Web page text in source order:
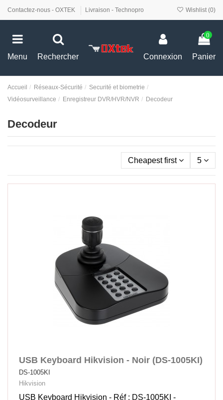
Contactez-nous - OXTEK Livraison - Technopro Wishlist (0)
Menu Rechercher Connexion
0
Panier
Accueil Réseaux-Sécurité
Securité et biometrie
Vidéosurveillance
Enregistreur DVR/HVR/NVR Decodeur
Decodeur
Cheapest first 5
USB Keyboard Hikvision - Noir (DS-1005KI)
DS-1005KI
Hikvision
USB Keyboard Hikvision - Réf : DS-1005KI -